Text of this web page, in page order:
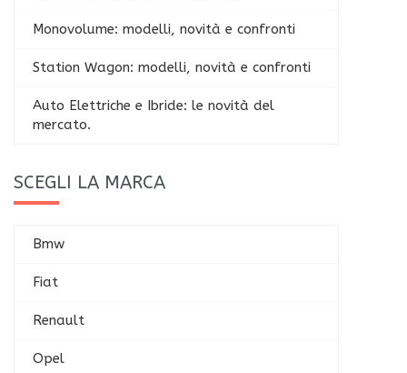
Monovolume: modelli, novità e confronti
Station Wagon: modelli, novità e confronti
Auto Elettriche e Ibride: le novità del
mercato.
SCEGLI LA MARCA
Bmw
Fiat
Renault
Opel